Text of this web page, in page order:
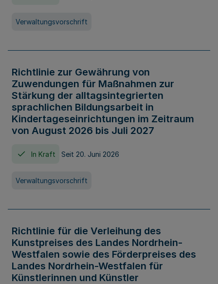
Verwaltungsvorschrift
Richtlinie zur Gewährung von
Zuwendungen für Maßnahmen zur
Stärkung der alltagsintegrierten
sprachlichen Bildungsarbeit in
Kindertageseinrichtungen im Zeitraum
von August 2026 bis Juli 2027
In Kraft Seit 20. Juni 2026
Verwaltungsvorschrift
Richtlinie für die Verleihung des
Kunstpreises des Landes Nordrhein-
Westfalen sowie des Förderpreises des
Landes Nordrhein-Westfalen für
Künstlerinnen und Künstler